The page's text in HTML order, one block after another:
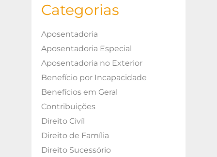
Categorias
Aposentadoria
Aposentadoria Especial
Aposentadoria no Exterior
Benefício por Incapacidade
Benefícios em Geral
Contribuições
Direito Civíl
Direito de Família
Direito Sucessório